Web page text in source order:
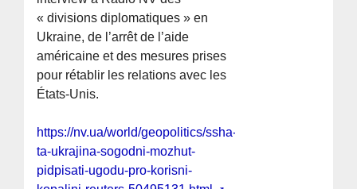
« divisions diplomatiques » en
Ukraine, de l’arrêt de l’aide
américaine et des mesures prises
pour rétablir les relations avec les
États-Unis.
https://nv.ua/world/geopolitics/ssha-
ta-ukrajina-sogodni-mozhut-
pidpisati-ugodu-pro-korisni-